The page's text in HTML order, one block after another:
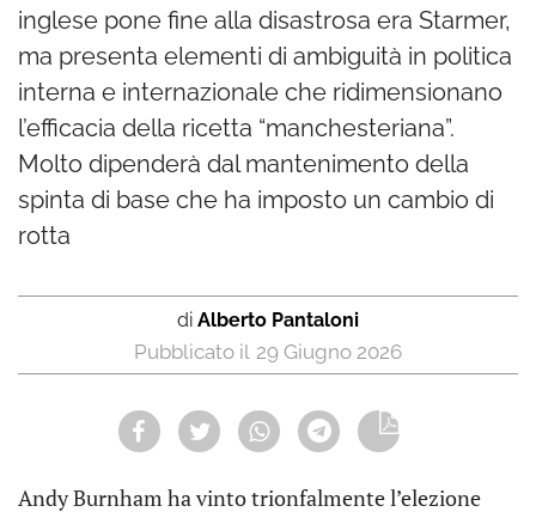
inglese pone fine alla disastrosa era Starmer,
ma presenta elementi di ambiguità in politica
interna e internazionale che ridimensionano
l’efficacia della ricetta “manchesteriana”.
Molto dipenderà dal mantenimento della
spinta di base che ha imposto un cambio di
rotta
di Alberto Pantaloni
29 Giugno 2026
Andy Burnham ha vinto trionfalmente l’elezione